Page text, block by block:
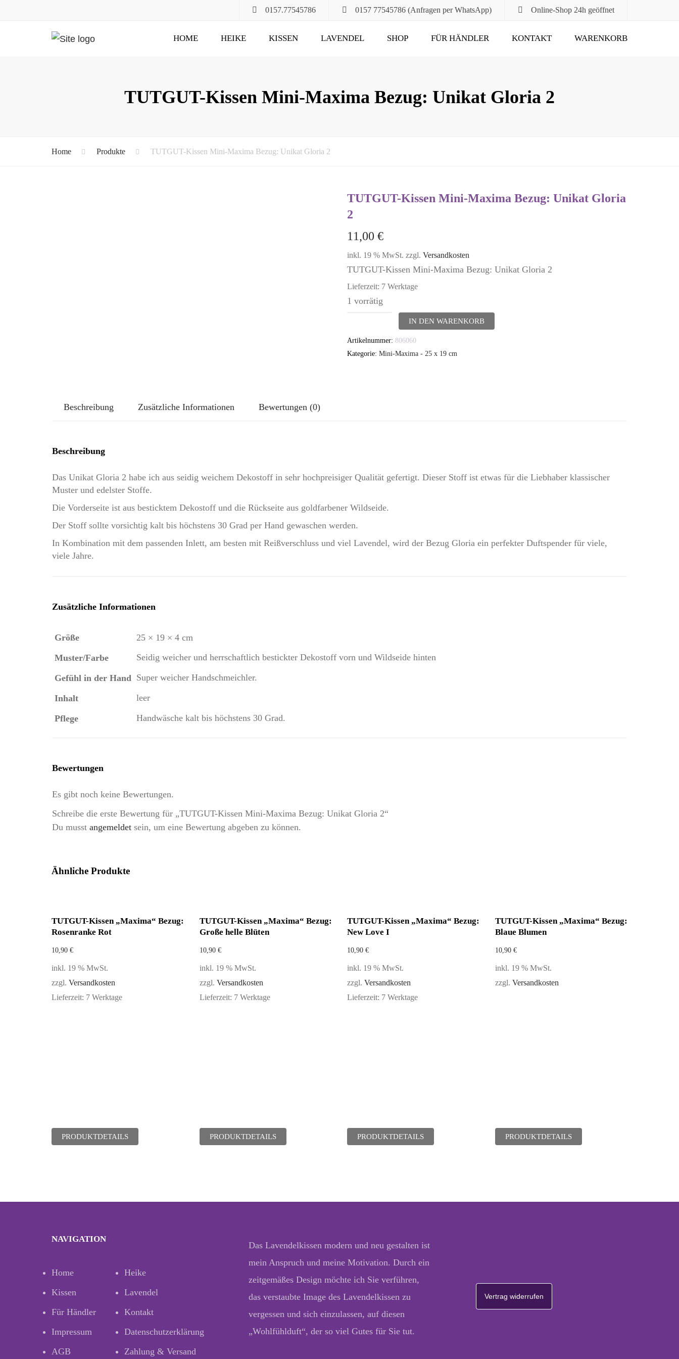
0157.77545786 0157 77545786 (Anfragen per WhatsApp) Online-Shop 24h geöffnet
Submit
HOME HEIKE KISSEN
MAXIMA
LAVENDEL
FÜR MUND, HALS
ZU ZWEIT
SHOP FÜR HÄNDLER KONTAKT WARENKORB
TUTGUT-Kissen Mini-Maxima Bezug: Unikat Gloria 2
Home Produkte TUTGUT-Kissen Mini-Maxima Bezug: Unikat Gloria 2
TUTGUT-Kissen Mini-Maxima Bezug: Unikat Gloria
2
11,00 €
inkl. 19 % MwSt. zzgl. Versandkosten
TUTGUT-Kissen Mini-Maxima Bezug: Unikat Gloria 2
Lieferzeit: 7 Werktage
1 vorrätig
Mini-
IN DEN WARENKORB
Artikelnummer: 806060
Kategorie: Mini-Maxima - 25 x 19 cm
Beschreibung Zusätzliche Informationen Bewertungen (0)
Beschreibung
Das Unikat Gloria 2 habe ich aus seidig weichem Dekostoff in sehr hochpreisiger Qualität gefertigt. Dieser Stoff ist etwas für die Liebhaber klassischer
Muster und edelster Stoffe.
Die Vorderseite ist aus besticktem Dekostoff und die Rückseite aus goldfarbener Wildseide.
Der Stoff sollte vorsichtig kalt bis höchstens 30 Grad per Hand gewaschen werden.
In Kombination mit dem passenden Inlett, am besten mit Reißverschluss und viel Lavendel, wird der Bezug Gloria ein perfekter Duftspender für viele,
viele Jahre.
Zusätzliche Informationen
Größe
25 × 19 × 4 cm
Muster/Farbe
Seidig weicher und herrschaftlich bestickter Dekostoff vorn und Wildseide hinten
Gefühl in der Hand Super weicher Handschmeichler.
Inhalt leer
Pflege Handwäsche kalt bis höchstens 30 Grad.
Bewertungen
Es gibt noch keine Bewertungen.
Schreibe die erste Bewertung für „TUTGUT-Kissen Mini-Maxima Bezug: Unikat Gloria 2“
Du musst angemeldet sein, um eine Bewertung abgeben zu können.
Ähnliche Produkte
TUTGUT-Kissen „Maxima“ Bezug:
Rosenranke Rot
10,90 €
inkl. 19 % MwSt.
zzgl. Versandkosten
Lieferzeit: 7 Werktage
PRODUKTDETAILS
TUTGUT-Kissen „Maxima“ Bezug:
Große helle Blüten
10,90 €
inkl. 19 % MwSt.
zzgl. Versandkosten
Lieferzeit: 7 Werktage
PRODUKTDETAILS
TUTGUT-Kissen „Maxima“ Bezug:
New Love I
10,90 €
inkl. 19 % MwSt.
zzgl. Versandkosten
Lieferzeit: 7 Werktage
PRODUKTDETAILS
TUTGUT-Kissen „Maxima“ Bezug:
Blaue Blumen
10,90 €
inkl. 19 % MwSt.
zzgl. Versandkosten
PRODUKTDETAILS
NAVIGATION
Home
Heike
Kissen
Lavendel
Für Händler
Kontakt
Impressum
Datenschutzerklärung
AGB
Zahlung & Versand
Das Lavendelkissen modern und neu gestalten ist
mein Anspruch und meine Motivation. Durch ein
zeitgemäßes Design möchte ich Sie verführen,
das verstaubte Image des Lavendelkissen zu
vergessen und sich einzulassen, auf diesen
„Wohlfühlduft“, der so viel Gutes für Sie tut.
Vertrag widerrufen